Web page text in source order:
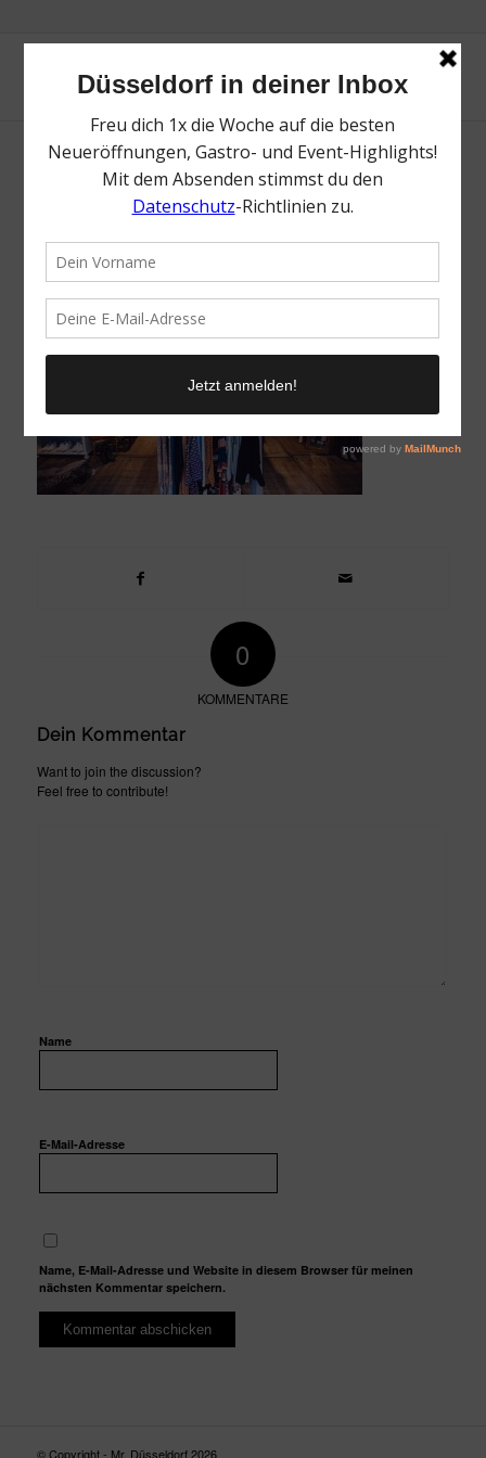
Mandalay
9. Mai 2017 /
0
KOMMENTARE
Dein Kommentar
Want to join the discussion?
Feel free to contribute!
Name
E-Mail-Adresse
Name, E-Mail-Adresse und Website in diesem Browser für meinen
nächsten Kommentar speichern.
© Copyright - Mr. Düsseldorf 2026